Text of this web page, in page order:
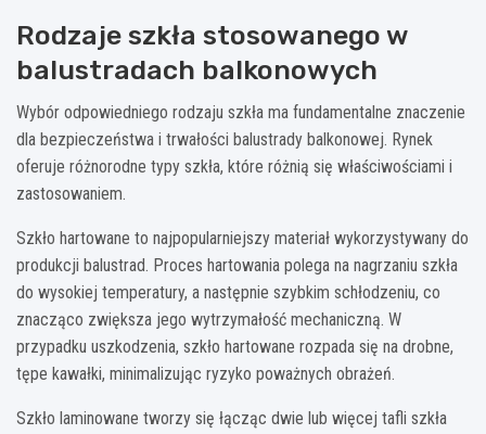
Rodzaje szkła stosowanego w
balustradach balkonowych
Wybór odpowiedniego rodzaju szkła ma fundamentalne znaczenie
dla bezpieczeństwa i trwałości balustrady balkonowej. Rynek
oferuje różnorodne typy szkła, które różnią się właściwościami i
zastosowaniem.
Szkło hartowane to najpopularniejszy materiał wykorzystywany do
produkcji balustrad. Proces hartowania polega na nagrzaniu szkła
do wysokiej temperatury, a następnie szybkim schłodzeniu, co
znacząco zwiększa jego wytrzymałość mechaniczną. W
przypadku uszkodzenia, szkło hartowane rozpada się na drobne,
tępe kawałki, minimalizując ryzyko poważnych obrażeń.
Szkło laminowane tworzy się łącząc dwie lub więcej tafli szkła